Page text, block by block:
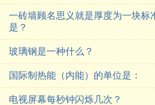
一砖墙顾名思义就是厚度为一块标
是？
玻璃钢是一种什么？
国际制热能（内能）的单位是：
电视屏幕每秒钟闪烁几次？